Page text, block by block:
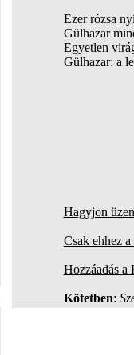
Ezer rózsa
Gülhazar
Egyetlen
Gülhazar: a
Hagyjon
Csak ehhez
Hozzáadás
Kötetben: